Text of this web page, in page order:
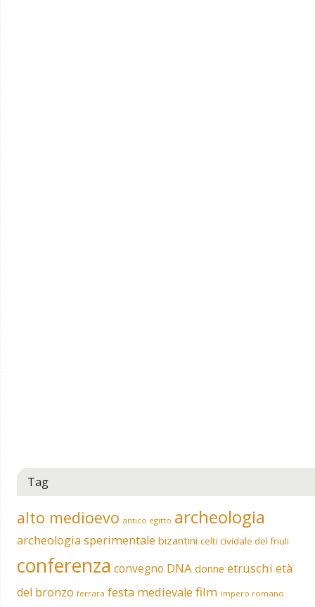
Tag
alto medioevo antico egitto archeologia
archeologia sperimentale bizantini celti cividale del friuli
conferenza convegno DNA donne etruschi età
del bronzo ferrara festa medievale film impero romano